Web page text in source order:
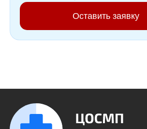
Оставить заявку